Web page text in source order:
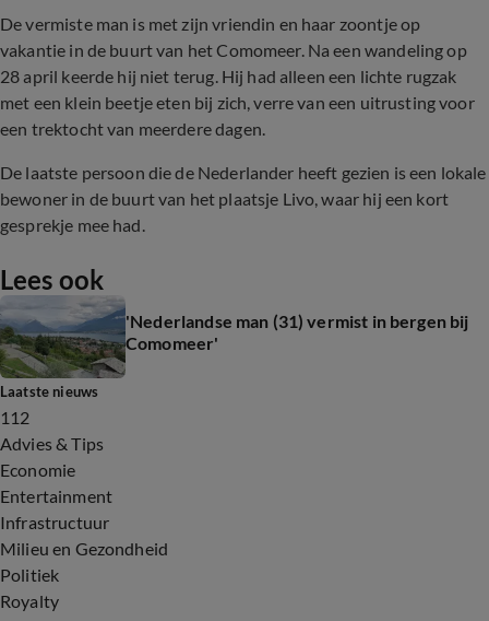
De vermiste man is met zijn vriendin en haar zoontje op
vakantie in de buurt van het Comomeer. Na een wandeling op
28 april keerde hij niet terug. Hij had alleen een lichte rugzak
met een klein beetje eten bij zich, verre van een uitrusting voor
een trektocht van meerdere dagen.
De laatste persoon die de Nederlander heeft gezien is een lokale
bewoner in de buurt van het plaatsje Livo, waar hij een kort
gesprekje mee had.
Lees ook
'Nederlandse man (31) vermist in bergen bij
Comomeer'
Laatste nieuws
112
Advies & Tips
Economie
Entertainment
Infrastructuur
Milieu en Gezondheid
Politiek
Royalty